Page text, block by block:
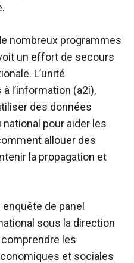
nombreux programmes
un effort de secours
L’unité
l’information (a2i),
des données
pour aider les
allouer des
la propagation et
de panel
sous la direction
les
et sociales